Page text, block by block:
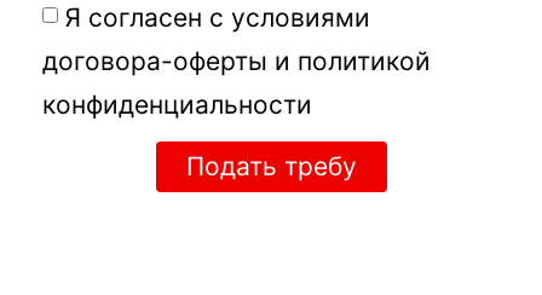
Я согласен с условиями
договора-оферты и политикой
конфиденциальности
Подать требу